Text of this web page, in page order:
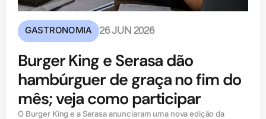
GASTRONOMIA 26 JUN 2026
Burger King e Serasa dão
hambúrguer de graça no fim do
mês; veja como participar
O Burger King e a Serasa anunciaram uma nova edição da